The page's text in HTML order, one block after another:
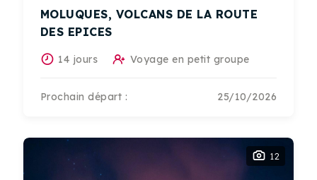
MOLUQUES, VOLCANS DE LA ROUTE
DES EPICES
14 jours Voyage en petit groupe
Prochain départ : 25/10/2026
12